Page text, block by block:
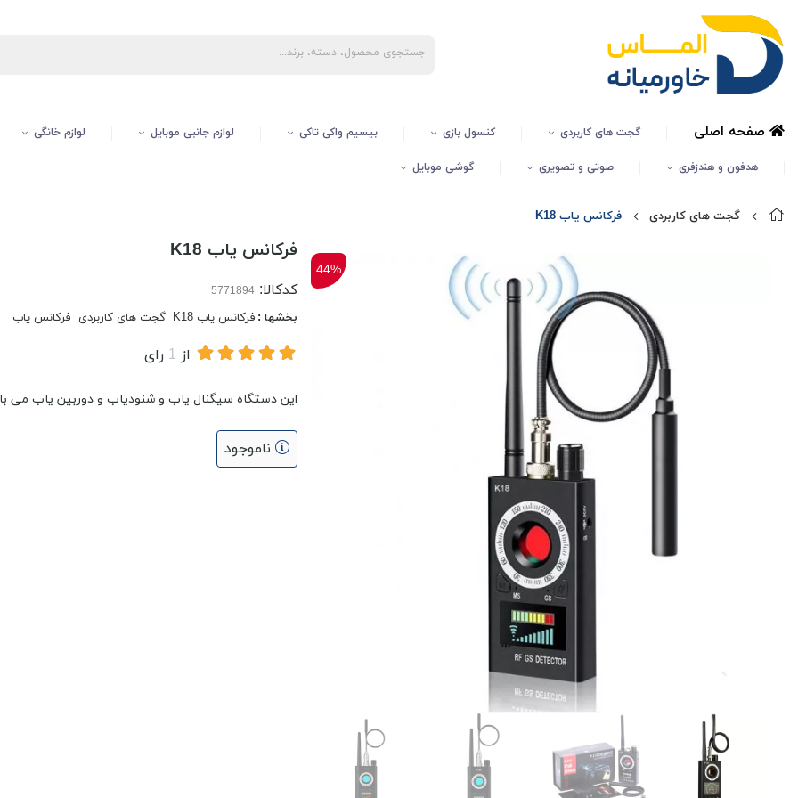
صفحه اصلی گجت های کاربردی کنسول بازی بیسیم واکی تاکی لوازم جانبی موبایل لوازم خانگی
هدفون و هندزفری صوتی و تصویری گوشی موبایل
گجت های کاربردی فرکانس یاب K18
44%
فرکانس یاب K18
کدکالا:
بخشها : فرکانس یاب K18 گجت های کاربردی فرکانس یاب
از 1 رای
این دستگاه سیگنال یاب و شنودیاب و دوربین یاب می
ناموجود